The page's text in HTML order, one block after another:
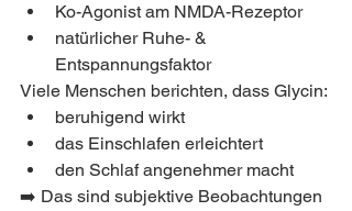
Ko-Agonist am NMDA-Rezeptor
natürlicher Ruhe- &
Entspannungsfaktor
Viele Menschen berichten, dass Glycin:
beruhigend wirkt
das Einschlafen erleichtert
den Schlaf angenehmer macht
➡️ Das sind subjektive Beobachtungen